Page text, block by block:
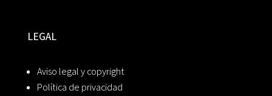
LEGAL
Aviso legal y copyright
Política de privacidad